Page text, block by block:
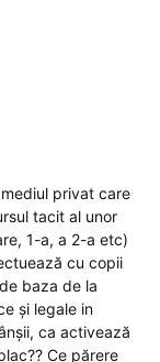
privat care
tacit al unor
1-a, a 2-a etc)
cu copii
baza de la
și legale in
ca activează
Ce părere